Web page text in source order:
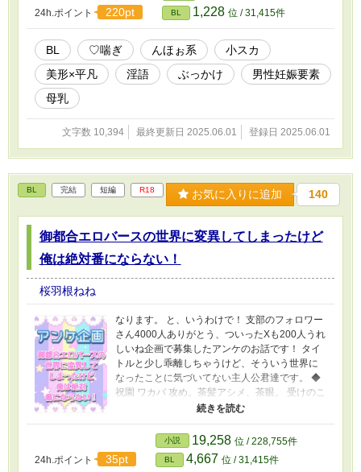
24h.ポイント 220pt BL 1,228 位 / 31,415件
BL ♡喘ぎ んほぉ系
小スカ
美形×平凡
淫語 ぶっかけ
男性妊娠要素
母乳
文字数 10,394 最終更新日 2025.06.01 登録日 2025.06.01
BL 完結 短編 R18 お気に入りに追加 140
御都合エロバースの世界に変異してしまったけど
俺は絶対番にならない！
桜羽根ねね
なります。 と、いうわけで！ 支部のフォロワー
さん4000人ありがとう、ついったXも200人うれ
しいね企画で募集したアンケのお話です！ タイ
トルと少し乖離しちゃうけど、そういう世界に
なったことに気づいてない主人公君達です。 ◆
祝園 ワカバ 攻め。茶髪アシメ、茶眼。 受けのこ
とが大好きだけど素直になれないツンデレ。 受
けとのツーショをロック画面にしている。 ◆福
本 ツクシ 受け。黒髪黒眼。 攻めのことが大好き
だけど素直になれないツンデレ。 攻めの誕生日
をロック解除のパスワードにしている。 何でも
24h.ポイント 35pt
小説 19,258 位 / 228,755件
BL 4,667 位 / 31,415件